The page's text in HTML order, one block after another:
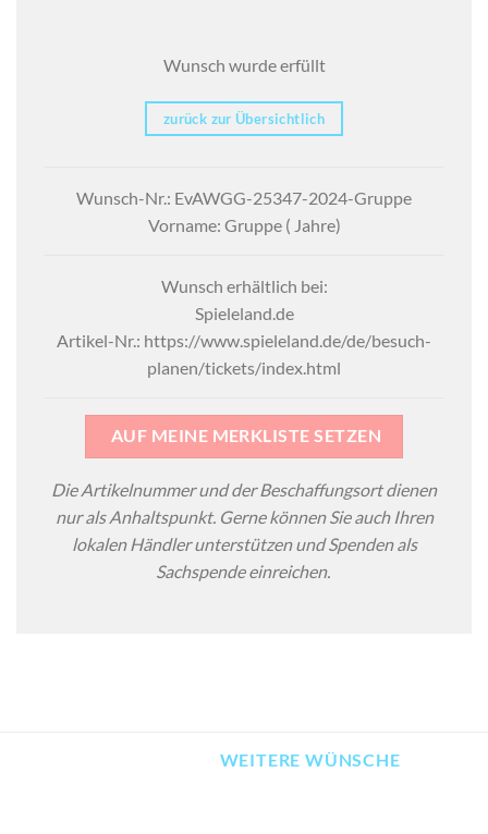
Wunsch wurde erfüllt
zurück zur Übersichtlich
Wunsch-Nr.: EvAWGG-25347-2024-Gruppe
Vorname: Gruppe ( Jahre)
Wunsch erhältlich bei:
Spieleland.de
Artikel-Nr.: https://www.spieleland.de/de/besuch-
planen/tickets/index.html
AUF MEINE MERKLISTE SETZEN
Die Artikelnummer und der Beschaffungsort dienen
nur als Anhaltspunkt. Gerne können Sie auch Ihren
lokalen Händler unterstützen und Spenden als
Sachspende einreichen.
WEITERE WÜNSCHE